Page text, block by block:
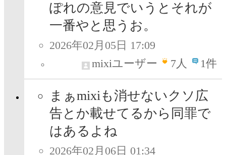
ぽれの意見でいうとそれが
一番やと思うお。
2026年02月05日 17:09
mixiユーザー
7人 1件
まぁmixiも消せないクソ広
告とか載せてるから同罪で
はあるよね
2026年02月06日 01:34